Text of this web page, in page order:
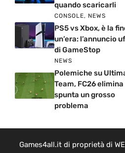
quando scaricarli
CONSOLE, NEWS
PS5 vs Xbox, è la
un’era: l’annuncio
di GameStop
NEWS
Polemiche su
Team, FC26
spunta un grosso
problema
Games4all.it di proprietà di